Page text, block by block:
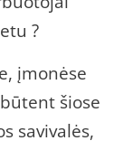
?
įmonėse
šiose
savivalės,